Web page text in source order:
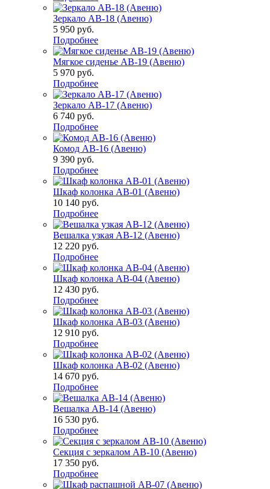
Зеркало АВ-18 (Авеню)
5 950 руб.
Подробнее
Мягкое сиденье АВ-19 (Авеню)
5 970 руб.
Подробнее
Зеркало АВ-17 (Авеню)
6 740 руб.
Подробнее
Комод АВ-16 (Авеню)
9 390 руб.
Подробнее
Шкаф колонка АВ-01 (Авеню)
10 140 руб.
Подробнее
Вешалка узкая АВ-12 (Авеню)
12 220 руб.
Подробнее
Шкаф колонка АВ-04 (Авеню)
12 430 руб.
Подробнее
Шкаф колонка АВ-03 (Авеню)
12 910 руб.
Подробнее
Шкаф колонка АВ-02 (Авеню)
14 670 руб.
Подробнее
Вешалка АВ-14 (Авеню)
16 530 руб.
Подробнее
Секция с зеркалом АВ-10 (Авеню)
17 350 руб.
Подробнее